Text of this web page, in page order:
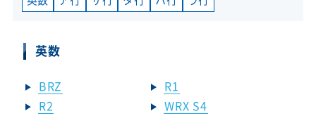
英数
BRZ
R1
R2
WRX S4